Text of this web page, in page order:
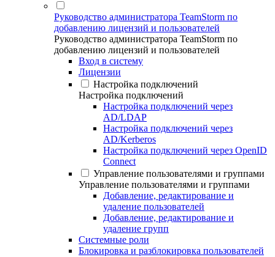
Руководство администратора TeamStorm по
добавлению лицензий и пользователей
Руководство администратора TeamStorm по
добавлению лицензий и пользователей
Вход в систему
Лицензии
Настройка подключений
Настройка подключений
Настройка подключений через
AD/LDAP
Настройка подключений через
AD/Kerberos
Настройка подключений через OpenID
Connect
Управление пользователями и группами
Управление пользователями и группами
Добавление, редактирование и
удаление пользователей
Добавление, редактирование и
удаление групп
Системные роли
Блокировка и разблокировка пользователей